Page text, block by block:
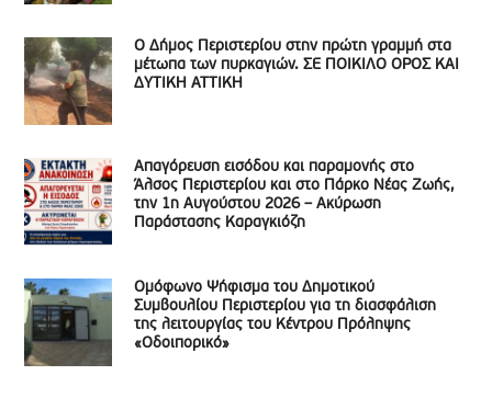
Ο Δήμος Περιστερίου στην πρώτη γραμμή στα
μέτωπα των πυρκαγιών. ΣΕ ΠΟΙΚΙΛΟ ΟΡΟΣ ΚΑΙ
ΔΥΤΙΚΗ ΑΤΤΙΚΗ
Απαγόρευση εισόδου και παραμονής στο
Άλσος Περιστερίου και στο Πάρκο Νέας Ζωής,
την 1η Αυγούστου 2026 – Ακύρωση
Παράστασης Καραγκιόζη
Ομόφωνο Ψήφισμα του Δημοτικού
Συμβουλίου Περιστερίου για τη διασφάλιση
της λειτουργίας του Κέντρου Πρόληψης
«Οδοιπορικό»